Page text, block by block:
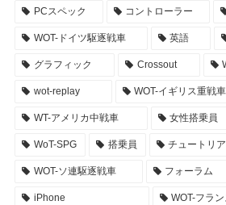
PCスペック コントローラー
WOT-ドイツ駆逐戦車 英語
グラフィック Crossout
wot-replay WOT-イギリス重戦車
WT-アメリカ中戦車 女性搭乗員
WoT-SPG 搭乗員 チュートリ
WOT-ソ連駆逐戦車 フォーラム
iPhone WOT-フラ